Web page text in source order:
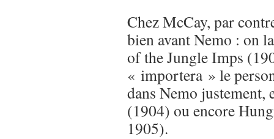
Chez McCay, par
bien avant Nemo : on
of the Jungle Imps
« importera » le
dans Nemo justement,
(1904) ou encore
1905).